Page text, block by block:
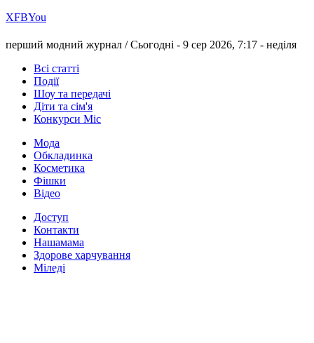
ХFBYou
перший модний журнал /Сьогодні - 9 сер 2026, 7:17 - неділя
Всі статті
Події
Шоу та передачі
Діти та сім'я
Конкурси Міс
Мода
Обкладинка
Косметика
Фішки
Відео
Доступ
Контакти
Нашамама
Здорове харчування
Міледі